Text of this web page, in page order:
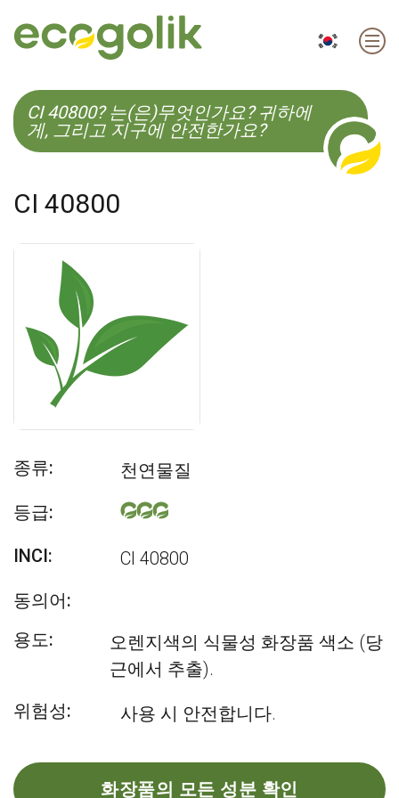
EN ES CS KO
CI 40800? 는(은)무엇인가요? 귀하에
게, 그리고 지구에 안전한가요?
CI 40800
종류:
천연물질
등급:
INCI:
CI 40800
동의어:
용도:
오렌지색의 식물성 화장품 색소 (당
근에서 추출).
위험성:
사용 시 안전합니다.
화장품의 모든 성분 확인